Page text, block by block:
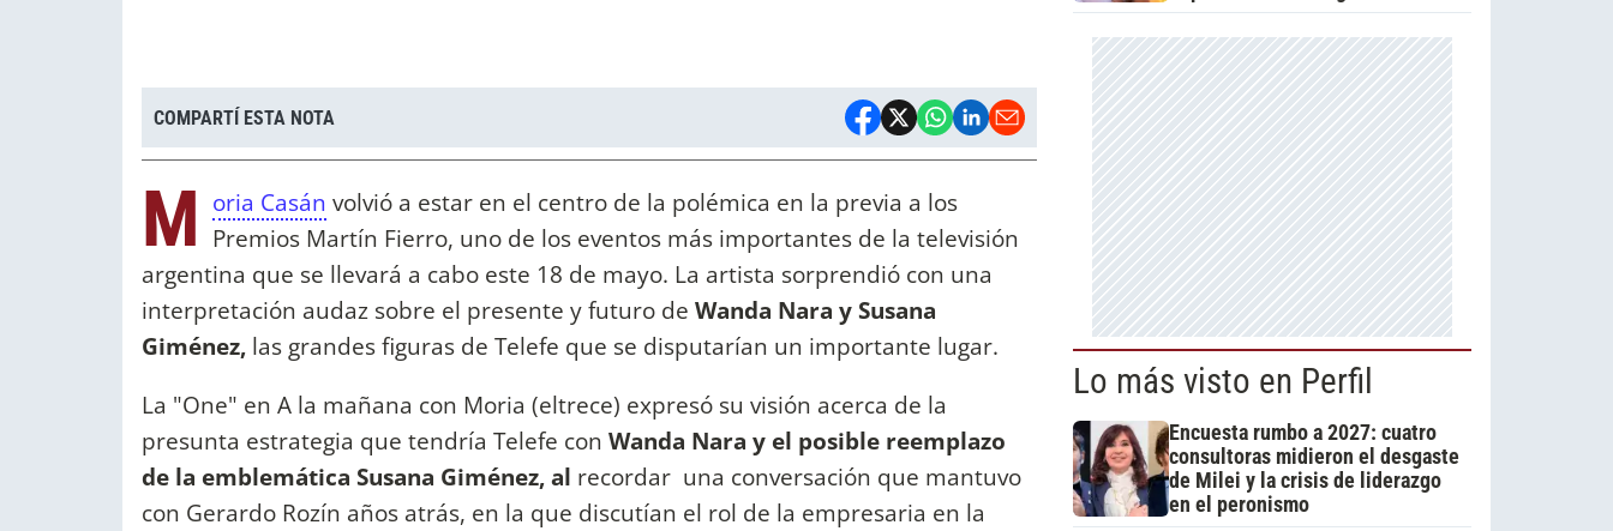
COMPARTÍ ESTA NOTA
M oria Casán volvió a estar en el centro de la polémica en la previa a los
Premios Martín Fierro, uno de los eventos más importantes de la televisión
argentina que se llevará a cabo este 18 de mayo. La artista sorprendió con una
interpretación audaz sobre el presente y futuro de Wanda Nara y Susana
Giménez, las grandes figuras de Telefe que se disputarían un importante lugar.
La "One" en A la mañana con Moria (eltrece) expresó su visión acerca de la
presunta estrategia que tendría Telefe con Wanda Nara y el posible reemplazo
de la emblemática Susana Giménez, al recordar una conversación que mantuvo
con Gerardo Rozín años atrás, en la que discutían el rol de la empresaria en la
Lo más visto en Perfil
Encuesta rumbo a 2027: cuatro
consultoras midieron el desgaste
de Milei y la crisis de liderazgo
en el peronismo